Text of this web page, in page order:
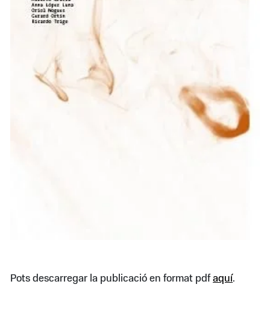
Pots descarregar la publicació en format pdfaquí.